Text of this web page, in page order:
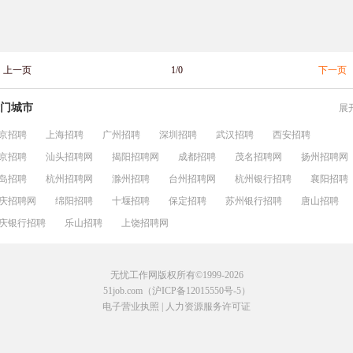
上一页 1/0 下一页
城市 展
招聘 上海招聘 广州招聘 深圳招聘 武汉招聘
西安招聘
招聘
汕头招聘网 揭阳招聘网 成都招聘 茂名招聘网
扬州招聘网
招聘
杭州招聘网 滁州招聘 台州招聘网 杭州银行招聘
襄阳招聘
招聘网
绵阳招聘 十堰招聘 保定招聘 苏州银行招聘
唐山招聘
银行招聘
乐山招聘 上饶招聘网
无忧工作网版权所有©1999-2026
51job.com（沪ICP备12015550号-5）
电子营业执照
人力资源服务许可证